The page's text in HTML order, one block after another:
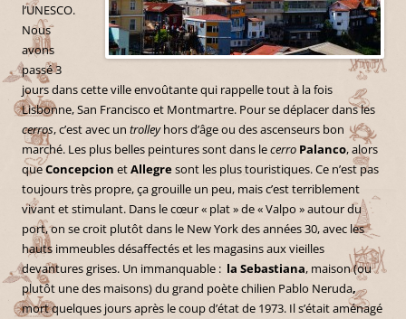
l’UNESCO.
Nous
avons
passé 3
jours dans cette ville envoûtante qui rappelle tout à la fois
Lisbonne, San Francisco et Montmartre. Pour se déplacer dans les
cerros, c’est avec un trolleyhors d’âge ou des ascenseurs bon
marché. Les plus belles peintures sont dans lecerro Palanco, alors
queConcepcion etAllegresont les plus touristiques. Ce n’est pas
toujours très propre, ça grouille un peu, mais c’est terriblement
vivant et stimulant. Dans le cœur « plat » de « Valpo » autour du
port, on se croit plutôt dans le New York des années 30, avec les
hauts immeubles désaffectés et les magasins aux vieilles
devantures grises. Un immanquable : la Sebastiana, maison (ou
plutôt une des maisons) du grand poète chilien Pablo Neruda,
mort quelques jours après le coup d’état de 1973. Il s’était aménagé